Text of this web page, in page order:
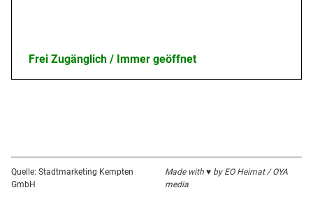
Frei Zugänglich / Immer geöffnet
Quelle: Stadtmarketing Kempten
GmbH
Made with ♥ by EO Heimat / OYA
media